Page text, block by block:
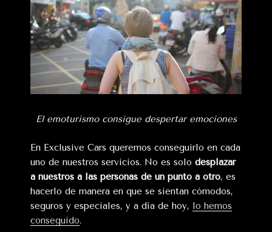
El emoturismo consigue despertar emociones
En Exclusive Cars queremos conseguirlo en cada
uno de nuestros servicios. No es solo desplazar
a nuestros a las personas de un punto a otro, es
hacerlo de manera en que se sientan cómodos,
seguros y especiales, y a día de hoy, lo hemos
conseguido.